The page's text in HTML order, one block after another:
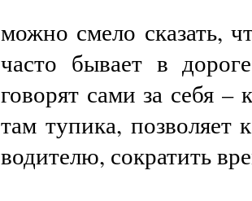
можно смело сказать,
часто бывает в
говорят сами за себя –
там тупика, позволяет
водителю, сократить